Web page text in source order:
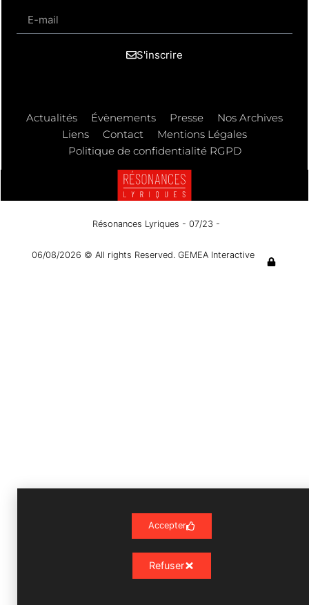
S'inscrire
Actualités Évènements Presse
Nos Archives
Liens
Contact
Mentions Légales
Politique de confidentialité RGPD
Résonances Lyriques - 07/23 -
06/08/2026 © All rights Reserved. GEMEA Interactive
Accepter
Refuser